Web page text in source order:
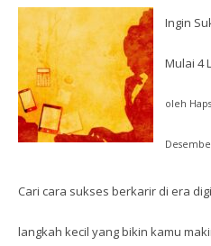
Ingin
Mulai 4
oleh
Cari cara sukses berkarir di era
langkah kecil yang bikin kamu